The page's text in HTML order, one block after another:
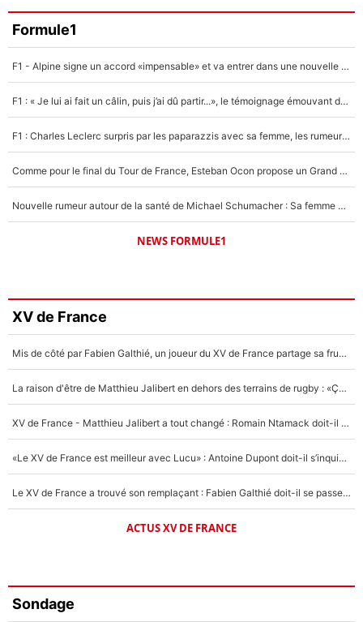
Formule1
F1 - Alpine signe un accord «impensable» et va entrer dans une nouvelle dimension : Grande nouvelle pour Pierre Gasly !
F1 : « Je lui ai fait un câlin, puis j’ai dû partir...», le témoignage émouvant de Max Verstappen sur sa fille
F1 : Charles Leclerc surpris par les paparazzis avec sa femme, les rumeurs étaient vraies !
Comme pour le final du Tour de France, Esteban Ocon propose un Grand Prix de Formule 1 à Paris : «Autour de l’Arc de Triomphe, ce serait génial» !
Nouvelle rumeur autour de la santé de Michael Schumacher : Sa femme Corinna sort du silence
NEWS FORMULE1
XV de France
Mis de côté par Fabien Galthié, un joueur du XV de France partage sa frustration : «ils ne me l’ont pas dit tout de suite»
La raison d'être de Matthieu Jalibert en dehors des terrains de rugby : «Ça m'atteint autant que si tu touches à un membre de ma famille»
XV de France - Matthieu Jalibert a tout changé : Romain Ntamack doit-il s’inquiéter pour sa place à un an de la Coupe du monde ?
«Le XV de France est meilleur avec Lucu» : Antoine Dupont doit-il s’inquiéter pour sa place ?
Le XV de France a trouvé son remplaçant : Fabien Galthié doit-il se passer d'Antoine Dupont ?
ACTUS XV DE FRANCE
Sondage